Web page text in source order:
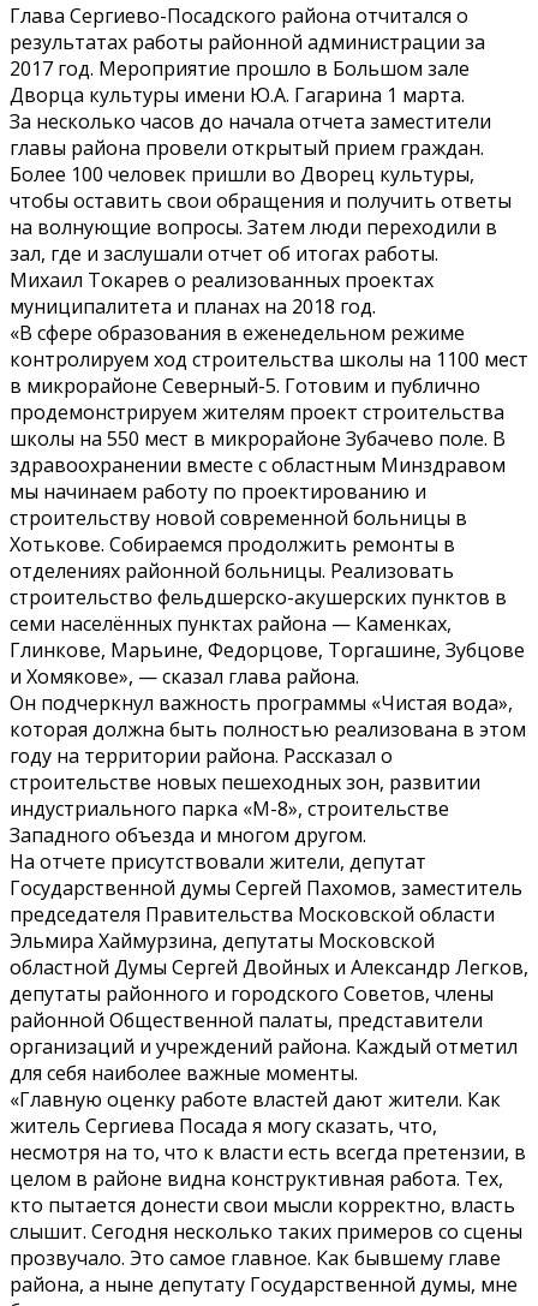
Глава Сергиево-Посадского района отчитался о
результатах работы районной администрации за
2017 год. Мероприятие прошло в Большом зале
Дворца культуры имени Ю.А. Гагарина 1 марта.
За несколько часов до начала отчета заместители
главы района провели открытый прием граждан.
Более 100 человек пришли во Дворец культуры,
чтобы оставить свои обращения и получить ответы
на волнующие вопросы. Затем люди переходили в
зал, где и заслушали отчет об итогах работы.
Михаил Токарев о реализованных проектах
муниципалитета и планах на 2018 год.
«В сфере образования в еженедельном режиме
контролируем ход строительства школы на 1100 мест
в микрорайоне Северный-5. Готовим и публично
продемонстрируем жителям проект строительства
школы на 550 мест в микрорайоне Зубачево поле. В
здравоохранении вместе с областным Минздравом
мы начинаем работу по проектированию и
строительству новой современной больницы в
Хотькове. Собираемся продолжить ремонты в
отделениях районной больницы. Реализовать
строительство фельдшерско-акушерских пунктов в
семи населённых пунктах района — Каменках,
Глинкове, Марьине, Федорцове, Торгашине, Зубцове
и Хомякове», — сказал глава района.
Он подчеркнул важность программы «Чистая вода»,
которая должна быть полностью реализована в этом
году на территории района. Рассказал о
строительстве новых пешеходных зон, развитии
индустриального парка «М-8», строительстве
Западного объезда и многом другом.
На отчете присутствовали жители, депутат
Государственной думы Сергей Пахомов, заместитель
председателя Правительства Московской области
Эльмира Хаймурзина, депутаты Московской
областной Думы Сергей Двойных и Александр Легков,
депутаты районного и городского Советов, члены
районной Общественной палаты, представители
организаций и учреждений района. Каждый отметил
для себя наиболее важные моменты.
«Главную оценку работе властей дают жители. Как
житель Сергиева Посада я могу сказать, что,
несмотря на то, что к власти есть всегда претензии, в
целом в районе видна конструктивная работа. Тех,
кто пытается донести свои мысли корректно, власть
слышит. Сегодня несколько таких примеров со сцены
прозвучало. Это самое главное. Как бывшему главе
района, а ныне депутату Государственной думы, мне